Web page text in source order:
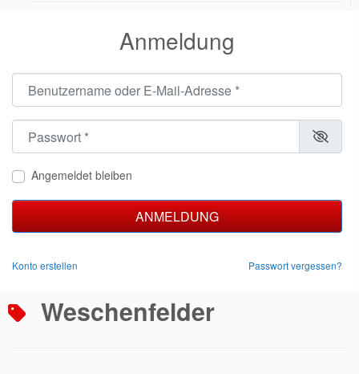
Anmeldung
Angemeldet bleiben
ANMELDUNG
Konto erstellen Passwort vergessen?
Weschenfelder